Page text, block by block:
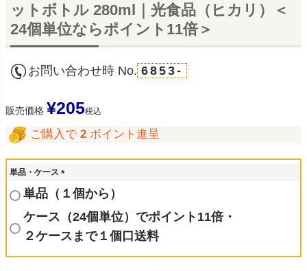
ットボトル 280ml｜光食品（ヒカリ）＜
24個単位ならポイント11倍＞
お問い合わせ時 No. 6853-
販売価格 ¥205税込
ご購入で 2 ポイント進呈
単品・ケース
必
単品（１個から）
ケース（24個単位）でポイント11倍・
２ケースまで１個口送料